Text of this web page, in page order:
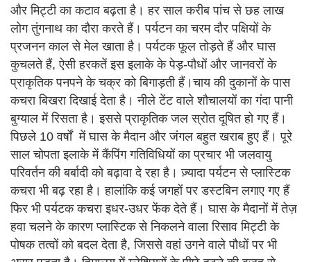
और मिट्टी का कटाव बढ़ता है। हर साल करीब पांच से छह लाख
लोग तुंगनाथ का दौरा करते हैं। पर्यटन का चरम दौर पक्षियों के
प्रजनन काल से मेल खाता है। पर्यटक फूल तोड़ते हैं और घास
कुचलते हैं, ऐसी हरकतें इस इलाके के पेड़-पौधों और जानवरों के
प्राकृतिक पनपने के चक्र को बिगाड़ती हैं।चाय की दुकानों के पास
कचरा बिखरा दिखाई देता है। नीले टेंट वाले शौचालयों का गंदा पानी
बुग्याल में रिसता है। इससे प्राकृतिक जल स्रोत दूषित हो गए हैं।
पिछले 10 वर्षों में घास के मैदान और जंगल बहुत खराब हुए हैं। पूरे
साल चोपता इलाके में कैंपिंग गतिविधियों का प्रचार भी जलवायु
परिवर्तन की बर्बादी को बढ़ावा दे रहा है। ज़्यादा पर्यटन से प्लास्टिक
कचरा भी बढ़ रहा है। हालांकि कई जगहों पर डस्टबिन लगाए गए हैं
फिर भी पर्यटक कचरा इधर-उधर फेंक देते हैं। घास के मैदानों में तेज़
हवा चलने के कारण प्लास्टिक से निकलने वाला रिसाव मिट्टी के
पोषक तत्वों को बदल देता है, जिससे वहां उगने वाले पौधों पर भी